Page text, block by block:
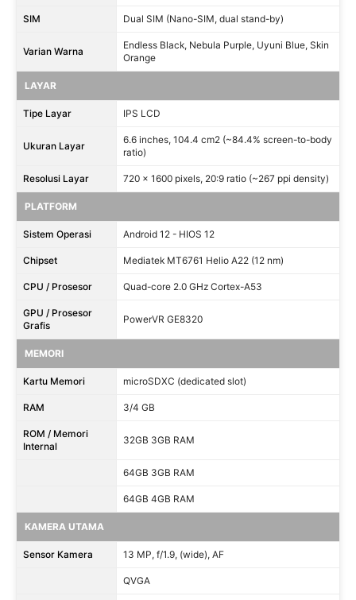
SIM Dual SIM (Nano-SIM, dual stand-by)
Varian Warna
Endless Black, Nebula Purple, Uyuni Blue, Skin
Orange
LAYAR
Tipe Layar IPS LCD
Ukuran Layar
6.6 inches, 104.4 cm2 (~84.4% screen-to-body
ratio)
Resolusi Layar 720 x 1600 pixels, 20:9 ratio (~267 ppi density)
PLATFORM
Sistem Operasi Android 12 - HIOS 12
Chipset Mediatek MT6761 Helio A22 (12 nm)
CPU / Prosesor Quad-core 2.0 GHz Cortex-A53
GPU / Prosesor
Grafis
PowerVR GE8320
MEMORI
Kartu Memori microSDXC (dedicated slot)
RAM 3/4 GB
ROM / Memori
Internal
32GB 3GB RAM
64GB 3GB RAM
64GB 4GB RAM
KAMERA UTAMA
Sensor Kamera 13 MP, f/1.9, (wide), AF
QVGA